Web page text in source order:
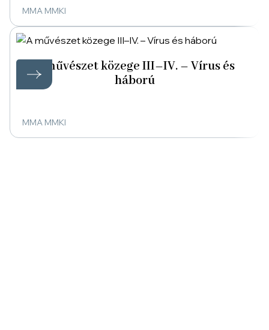
MMA MMKI
A művészet közege III–IV. – Vírus és
háború
MMA MMKI